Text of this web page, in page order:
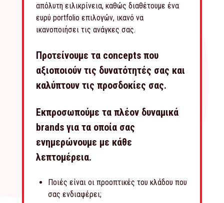
απόλυτη ειλικρίνεια, καθώς διαθέτουμε ένα
ευρύ portfolio επιλογών, ικανό να
ικανοποιήσει τις ανάγκες σας.
Προτείνουμε τα concepts που
αξιοποιούν τις δυνατότητές σας και
καλύπτουν τις προσδοκίες σας.
Εκπροσωπούμε τα πλέον δυναμικά
brands για τα οποία σας
ενημερώνουμε με κάθε
λεπτομέρεια.
Ποιές είναι οι προοπτικές του κλάδου που
σας ενδιαφέρει;